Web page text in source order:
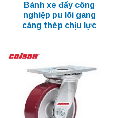
Bánh xe đẩy công
nghiệp pu lõi gang
càng thép chịu lực